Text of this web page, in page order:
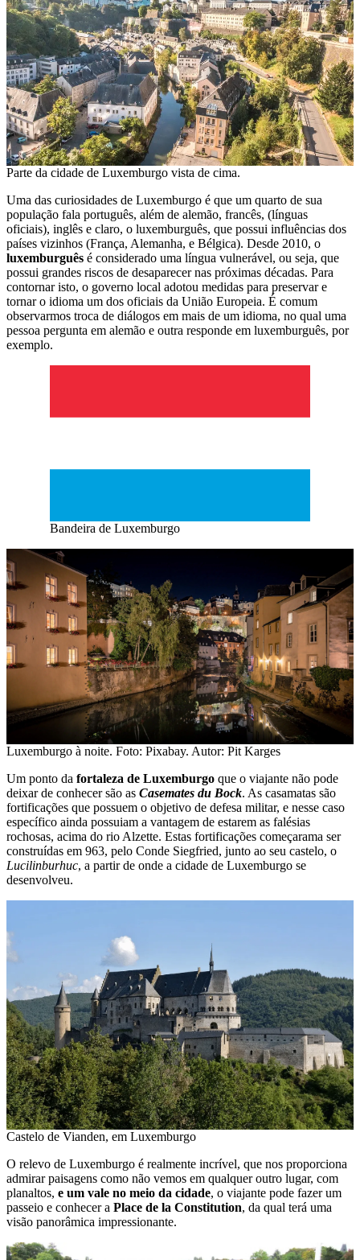
Parte da cidade de Luxemburgo vista de cima.
Uma das curiosidades de Luxemburgo é que um quarto de sua
população fala português, além de alemão, francês, (línguas
oficiais), inglês e claro, o luxemburguês, que possui influências dos
países vizinhos (França, Alemanha, e Bélgica). Desde 2010, o
luxemburguês é considerado uma língua vulnerável, ou seja, que
possui grandes riscos de desaparecer nas próximas décadas. Para
contornar isto, o governo local adotou medidas para preservar e
tornar o idioma um dos oficiais da União Europeia. É comum
observarmos troca de diálogos em mais de um idioma, no qual uma
pessoa pergunta em alemão e outra responde em luxemburguês, por
exemplo.
Bandeira de Luxemburgo
Luxemburgo à noite. Foto: Pixabay. Autor: Pit Karges
Um ponto da fortaleza de Luxemburgo que o viajante não pode
deixar de conhecer são as Casemates du Bock. As casamatas são
fortificações que possuem o objetivo de defesa militar, e nesse caso
específico ainda possuiam a vantagem de estarem as falésias
rochosas, acima do rio Alzette. Estas fortificações começarama ser
construídas em 963, pelo Conde Siegfried, junto ao seu castelo, o
Lucilinburhuc, a partir de onde a cidade de Luxemburgo se
desenvolveu.
Castelo de Vianden, em Luxemburgo
O relevo de Luxemburgo é realmente incrível, que nos proporciona
admirar paisagens como não vemos em qualquer outro lugar, com
planaltos, e um vale no meio da cidade, o viajante pode fazer um
passeio e conhecer a Place de la Constitution, da qual terá uma
visão panorâmica impressionante.